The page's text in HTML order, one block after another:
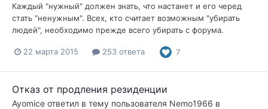
Каждый "нужный" должен знать, что настанет и его черед
стать "ненужным". Всех, кто считает возможным "убирать
людей", необходимо прежде всего убирать с форума.
22 марта 2015 253 ответа 7
Отказ от продления резиденции
Ayomice ответил в тему пользователя Nemo1966 в